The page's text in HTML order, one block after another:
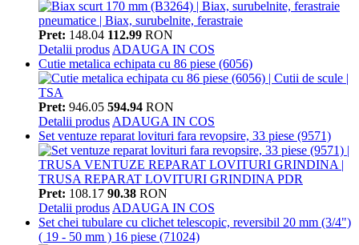
Pret: 148.04 112.99 RON
Detalii produs ADAUGA IN COS
Cutie metalica echipata cu 86 piese (6056)
Pret: 946.05 594.94 RON
Detalii produs ADAUGA IN COS
Set ventuze reparat lovituri fara revopsire, 33 piese (9571)
Pret: 108.17 90.38 RON
Detalii produs ADAUGA IN COS
Set chei tubulare cu clichet telescopic, reversibil 20 mm (3/4")
( 19 - 50 mm ) 16 piese (71024)